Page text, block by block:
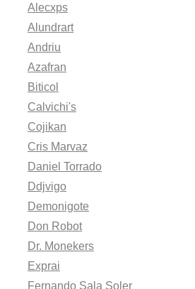
Alecxps
Alundrart
Andriu
Azafran
Biticol
Calvichi's
Cojikan
Cris Marvaz
Daniel Torrado
Ddjvigo
Demonigote
Don Robot
Dr. Monekers
Exprai
Fernando Sala Soler